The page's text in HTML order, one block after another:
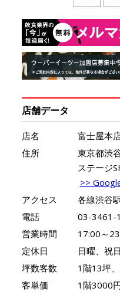
店舗データ
店名
富士屋本
住所
東京都渋
ステージ
>>
アクセス
各線渋谷
電話
03-3461-
営業時間
17:00～
定休日
日曜、祝日
坪数客数
1階13坪
客単価
1階3000